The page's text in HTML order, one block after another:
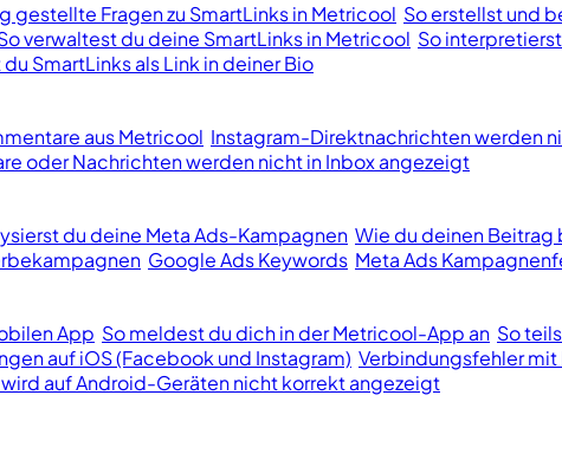
gestellte Fragen zu SmartLinks in Metricool So erstellst und
verwaltest du deine SmartLinks in Metricool So
du SmartLinks als Link in deiner Bio
aus Metricool Instagram-Direktnachrichten werden
oder Nachrichten werden nicht in Inbox angezeigt
du deine Meta Ads-Kampagnen Wie du deinen Beitrag
Google Ads Keywords Meta Ads
App So meldest du dich in der Metricool-App an So
auf iOS (Facebook und Instagram) Verbindungsfehler
auf Android-Geräten nicht korrekt angezeigt